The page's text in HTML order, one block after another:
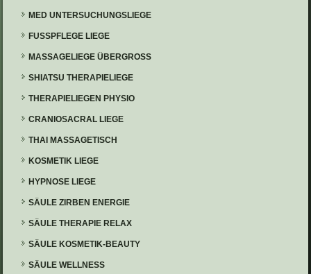
MED UNTERSUCHUNGSLIEGE
FUSSPFLEGE LIEGE
MASSAGELIEGE ÜBERGROSS
SHIATSU THERAPIELIEGE
THERAPIELIEGEN PHYSIO
CRANIOSACRAL LIEGE
THAI MASSAGETISCH
KOSMETIK LIEGE
HYPNOSE LIEGE
SÄULE ZIRBEN ENERGIE
SÄULE THERAPIE RELAX
SÄULE KOSMETIK-BEAUTY
SÄULE WELLNESS